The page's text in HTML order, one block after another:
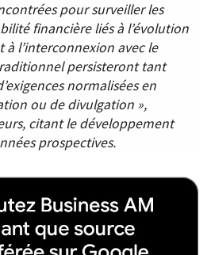
pour surveiller les
financière liés à l’évolution
à l’interconnexion avec le
persisteront tant
normalisées en
ou de divulgation »,
citant le développement
prospectives.